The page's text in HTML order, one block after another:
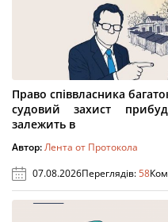
Право співвласника
судовий захист
залежить в
Автор:Лента от Протокола
07.08.2026Переглядів:58